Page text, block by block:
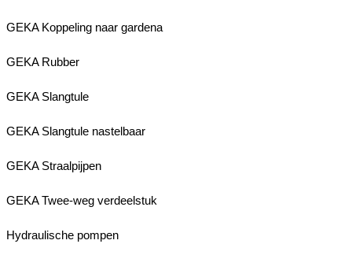
GEKA Koppeling naar gardena
GEKA Rubber
GEKA Slangtule
GEKA Slangtule nastelbaar
GEKA Straalpijpen
GEKA Twee-weg verdeelstuk
Hydraulische pompen